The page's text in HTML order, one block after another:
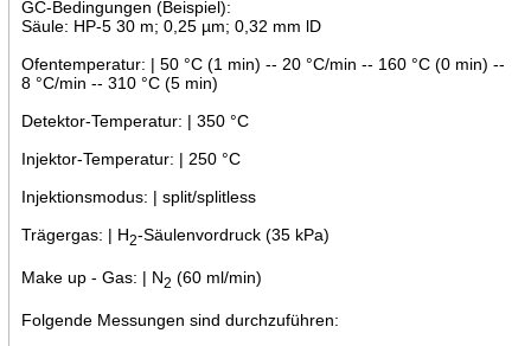
GC-Bedingungen (Beispiel):
Säule: HP-5 30 m; 0,25 µm; 0,32 mm lD
Ofentemperatur: | 50 °C (1 min) -- 20 °C/min -- 160 °C (0 min) --
8 °C/min -- 310 °C (5 min)
Detektor-Temperatur: | 350 °C
Injektor-Temperatur: | 250 °C
Injektionsmodus: | split/splitless
Trägergas: | H2-Säulenvordruck (35 kPa)
Make up - Gas: | N2 (60 ml/min)
Folgende Messungen sind durchzuführen: